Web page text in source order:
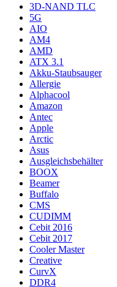
3D-NAND TLC
5G
AIO
AM4
AMD
ATX 3.1
Akku-Staubsauger
Allergie
Alphacool
Amazon
Antec
Apple
Arctic
Asus
Ausgleichsbehälter
BOOX
Beamer
Buffalo
CMS
CUDIMM
Cebit 2016
Cebit 2017
Cooler Master
Creative
CurvX
DDR4